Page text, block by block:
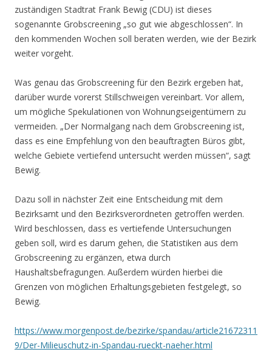
zuständigen Stadtrat Frank Bewig (CDU) ist dieses
sogenannte Grobscreening „so gut wie abgeschlossen“. In
den kommenden Wochen soll beraten werden, wie der Bezirk
weiter vorgeht.
Was genau das Grobscreening für den Bezirk ergeben hat,
darüber wurde vorerst Stillschweigen vereinbart. Vor allem,
um mögliche Spekulationen von Wohnungseigentümern zu
vermeiden. „Der Normalgang nach dem Grobscreening ist,
dass es eine Empfehlung von den beauftragten Büros gibt,
welche Gebiete vertiefend untersucht werden müssen“, sagt
Bewig.
Dazu soll in nächster Zeit eine Entscheidung mit dem
Bezirksamt und den Bezirksverordneten getroffen werden.
Wird beschlossen, dass es vertiefende Untersuchungen
geben soll, wird es darum gehen, die Statistiken aus dem
Grobscreening zu ergänzen, etwa durch
Haushaltsbefragungen. Außerdem würden hierbei die
Grenzen von möglichen Erhaltungsgebieten festgelegt, so
Bewig.
https://www.morgenpost.de/bezirke/spandau/article21672311
9/Der-Milieuschutz-in-Spandau-rueckt-naeher.html